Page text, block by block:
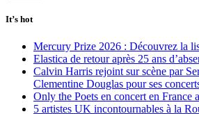
It’s hot
Mercury Prize 2026 : Découvrez la
Elastica de retour après 25 ans
Calvin Harris rejoint sur scène par
Clementine Douglas pour ses
Only the Poets en concert en France
5 artistes UK incontournables à la